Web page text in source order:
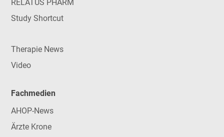
RELATUS PHARM
Study Shortcut
Therapie News
Video
Fachmedien
AHOP-News
Ärzte Krone